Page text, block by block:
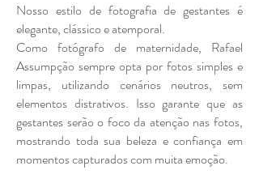
Nosso estilo de fotografia de gestantes é
elegante, clássico e atemporal.
Como fotógrafo de maternidade, Rafael
Assumpção sempre opta por fotos simples e
limpas, utilizando cenários neutros, sem
elementos distrativos. Isso garante que as
gestantes serão o foco da atenção nas fotos,
mostrando toda sua beleza e confiança em
momentos capturados com muita emoção.